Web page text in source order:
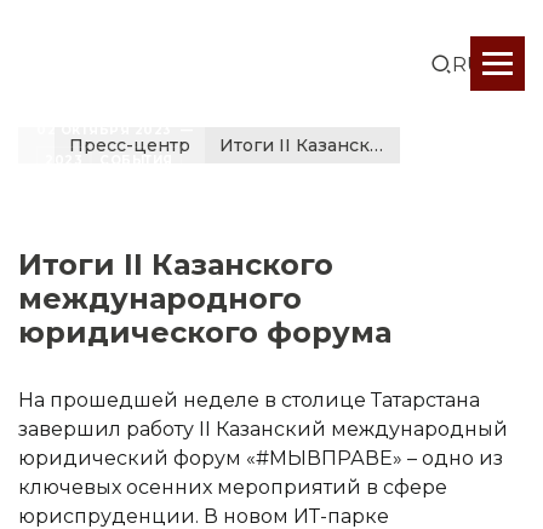
RUS
Пресс-центр Итоги II Казанского международного юридического форума
Итоги II Казанского
международного
юридического форума
На прошедшей неделе в столице Татарстана
завершил работу II Казанский международный
юридический форум «#МЫВПРАВЕ» – одно из
ключевых осенних мероприятий в сфере
юриспруденции. В новом ИТ-парке